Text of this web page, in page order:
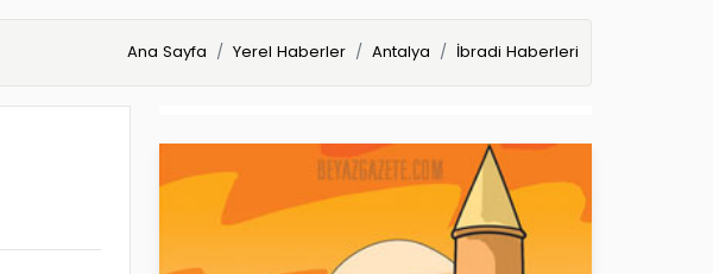
Ana Sayfa Yerel Haberler Antalya İbradi Haberleri